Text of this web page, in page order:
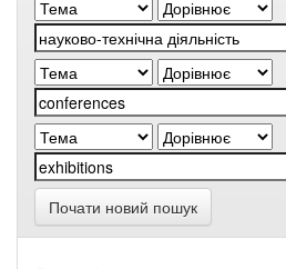
Почати новий пошук